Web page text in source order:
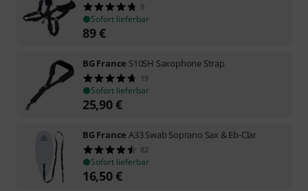
9
Sofort lieferbar
89€
BG France S10SH Saxophone Strap
19
Sofort lieferbar
25,90€
BG France A33 Swab Soprano Sax & Eb-Clar
82
Sofort lieferbar
16,50€